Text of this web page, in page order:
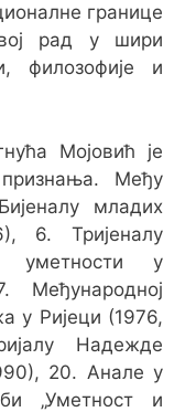
границе
рад у шири
филозофије и
Мојовић је
Међу
младих
6. Тријеналу
уметности у
у Ријеци (1976,
Надежде
20. Анале у
„Уметност и